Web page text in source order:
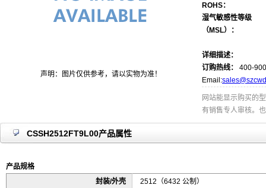
声明：图片仅供参考，请以实物为准！
ROHS：
湿气敏感性等级
（MSL）：
详细描述：
订购热线：
400-
Email:
网站能显示购买的
有销售专人审核。
CSSH2512FT9L00产品属性
产品规格
封装/外壳
2512（6432 公制）